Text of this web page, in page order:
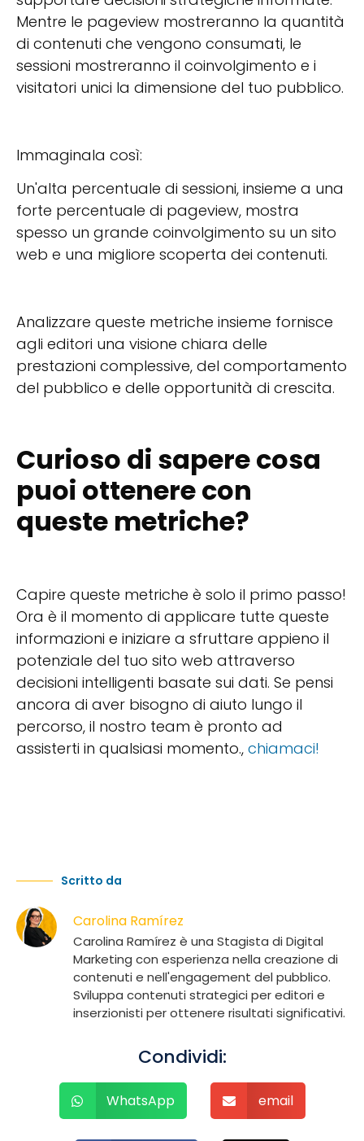
Mentre le pageview mostreranno la quantità
di contenuti che vengono consumati, le
sessioni mostreranno il coinvolgimento e i
visitatori unici la dimensione del tuo pubblico.
Immaginala così:
Un'alta percentuale di sessioni, insieme a una
forte percentuale di pageview, mostra
spesso un grande coinvolgimento su un sito
web e una migliore scoperta dei contenuti.
Analizzare queste metriche insieme fornisce
agli editori una visione chiara delle
prestazioni complessive, del comportamento
del pubblico e delle opportunità di crescita.
Curioso di sapere cosa
puoi ottenere con
queste metriche?
Capire queste metriche è solo il primo passo!
Ora è il momento di applicare tutte queste
informazioni e iniziare a sfruttare appieno il
potenziale del tuo sito web attraverso
decisioni intelligenti basate sui dati. Se pensi
ancora di aver bisogno di aiuto lungo il
percorso, il nostro team è pronto ad
assisterti in qualsiasi momento., chiamaci!
Scritto da
Carolina Ramírez
Carolina Ramírez è una Stagista di Digital
Marketing con esperienza nella creazione di
contenuti e nell'engagement del pubblico.
Sviluppa contenuti strategici per editori e
inserzionisti per ottenere risultati significativi.
Condividi:
WhatsApp email